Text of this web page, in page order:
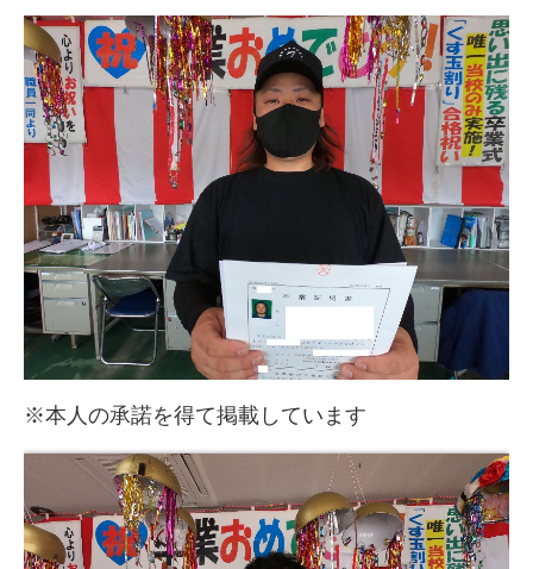
卒業式くす玉割 13
卒業式くす玉割 14
卒業式くす玉割 15
卒業式くす玉割 16
卒業式くす玉割 17
卒業式くす玉割 18
卒業式くす玉割 19
教習車種
教習料金
※本人の承諾を得て掲載しています